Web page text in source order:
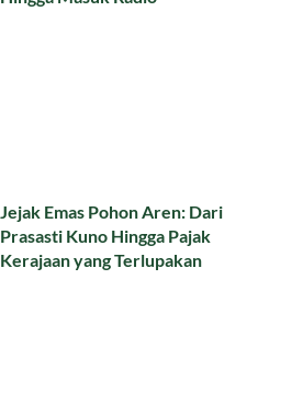
Jejak Emas Pohon Aren: Dari
Prasasti Kuno Hingga Pajak
Kerajaan yang Terlupakan